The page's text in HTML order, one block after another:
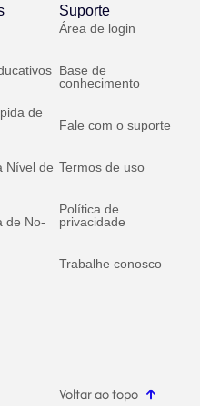
de
Nível de
de No-
Suporte
Área de login
Base de
conhecimento
Fale com o suporte
Termos de uso
Política de
privacidade
Trabalhe conosco
Voltar ao topo